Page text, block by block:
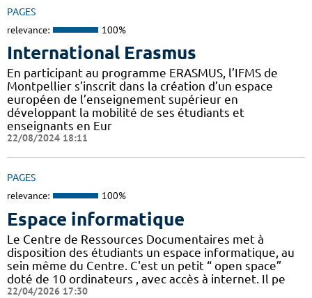
PAGES
relevance: 100%
International Erasmus
En participant au programme ERASMUS, l’IFMS de
Montpellier s’inscrit dans la création d’un espace
européen de l’enseignement supérieur en
développant la mobilité de ses étudiants et
enseignants en Eur
22/08/2024 18:11
PAGES
relevance: 100%
Espace informatique
Le Centre de Ressources Documentaires met à
disposition des étudiants un espace informatique, au
sein même du Centre. C'est un petit “ open space”
doté de 10 ordinateurs , avec accès à internet. Il pe
22/04/2026 17:30